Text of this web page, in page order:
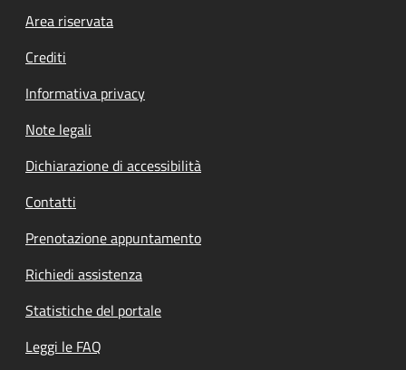
Footer menu
Area riservata
Crediti
Informativa privacy
Note legali
Dichiarazione di accessibilità
Contatti
Prenotazione appuntamento
Richiedi assistenza
Statistiche del portale
Leggi le FAQ